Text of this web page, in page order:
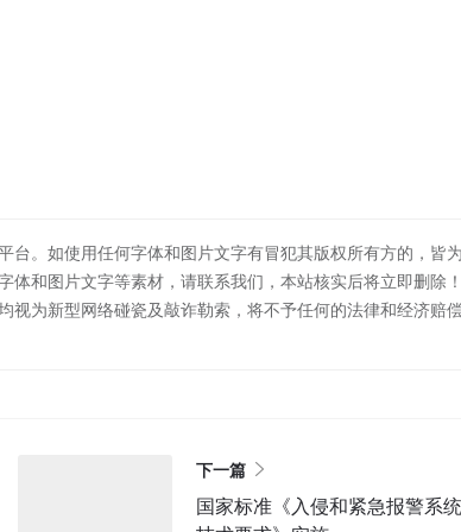
。如使用任何字体和图片文字有冒犯其版权所有方的，皆
和图片文字等素材，请联系我们，本站核实后将立即删除
为新型网络碰瓷及敲诈勒索，将不予任何的法律和经济赔
下一篇
国家标准《入侵和紧急报警系统